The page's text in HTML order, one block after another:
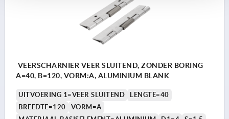
VEERSCHARNIER VEER SLUITEND, ZONDER BORING
A=40, B=120, VORM:A, ALUMINIUM BLANK
UITVOERING 1=VEER SLUITEND
LENGTE=40
BREEDTE=120
VORM=A